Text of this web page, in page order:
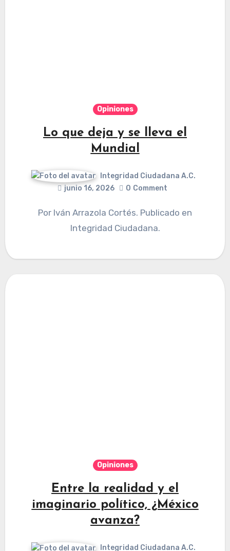
Opiniones
Lo que deja y se lleva el
Mundial
Integridad Ciudadana A.C.
junio 16, 2026
0 Comment
Por Iván Arrazola Cortés. Publicado en
Integridad Ciudadana.
Opiniones
Entre la realidad y el
imaginario político, ¿México
avanza?
Integridad Ciudadana A.C.